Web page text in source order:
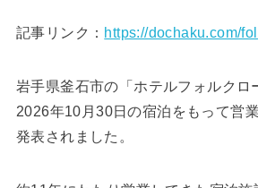
記事リンク： https://dochaku.com/
岩手県釜石市の「ホテルフォルクロ
2026年10月30日の宿泊をもって営
発表されました。